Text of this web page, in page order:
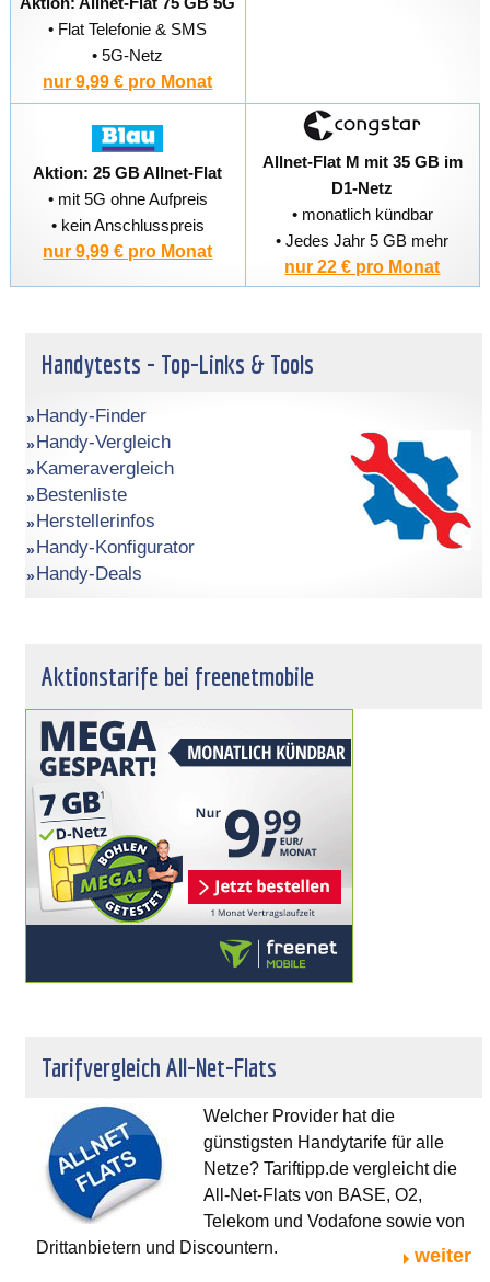
• Flat Telefonie & SMS
• 5G-Netz
nur 9,99 € pro Monat
Aktion: 25 GB Allnet-Flat
• mit 5G ohne Aufpreis
• kein Anschlusspreis
nur 9,99 € pro Monat
Allnet-Flat M mit 35 GB im
D1-Netz
• monatlich kündbar
• Jedes Jahr 5 GB mehr
nur 22 € pro Monat
Handytests - Top-Links & Tools
Handy-Finder
Handy-Vergleich
Kameravergleich
Bestenliste
Herstellerinfos
Handy-Konfigurator
Handy-Deals
Aktionstarife bei freenetmobile
Tarifvergleich All-Net-Flats
Welcher Provider hat die
günstigsten Handytarife für alle
Netze? Tariftipp.de vergleicht die
All-Net-Flats von BASE, O2,
Telekom und Vodafone sowie von
Drittanbietern und Discountern.
weiter